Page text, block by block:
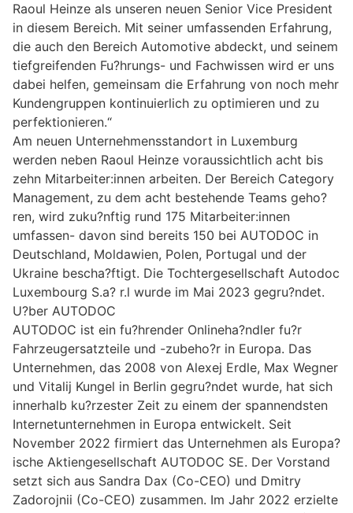
Raoul Heinze als unseren neuen Senior Vice President
in diesem Bereich. Mit seiner umfassenden Erfahrung,
die auch den Bereich Automotive abdeckt, und seinem
tiefgreifenden Fu?hrungs- und Fachwissen wird er uns
dabei helfen, gemeinsam die Erfahrung von noch mehr
Kundengruppen kontinuierlich zu optimieren und zu
perfektionieren.“
Am neuen Unternehmensstandort in Luxemburg
werden neben Raoul Heinze voraussichtlich acht bis
zehn Mitarbeiter:innen arbeiten. Der Bereich Category
Management, zu dem acht bestehende Teams geho?
ren, wird zuku?nftig rund 175 Mitarbeiter:innen
umfassen- davon sind bereits 150 bei AUTODOC in
Deutschland, Moldawien, Polen, Portugal und der
Ukraine bescha?ftigt. Die Tochtergesellschaft Autodoc
Luxembourg S.a? r.l wurde im Mai 2023 gegru?ndet.
U?ber AUTODOC
AUTODOC ist ein fu?hrender Onlineha?ndler fu?r
Fahrzeugersatzteile und -zubeho?r in Europa. Das
Unternehmen, das 2008 von Alexej Erdle, Max Wegner
und Vitalij Kungel in Berlin gegru?ndet wurde, hat sich
innerhalb ku?rzester Zeit zu einem der spannendsten
Internetunternehmen in Europa entwickelt. Seit
November 2022 firmiert das Unternehmen als Europa?
ische Aktiengesellschaft AUTODOC SE. Der Vorstand
setzt sich aus Sandra Dax (Co-CEO) und Dmitry
Zadorojnii (Co-CEO) zusammen. Im Jahr 2022 erzielte